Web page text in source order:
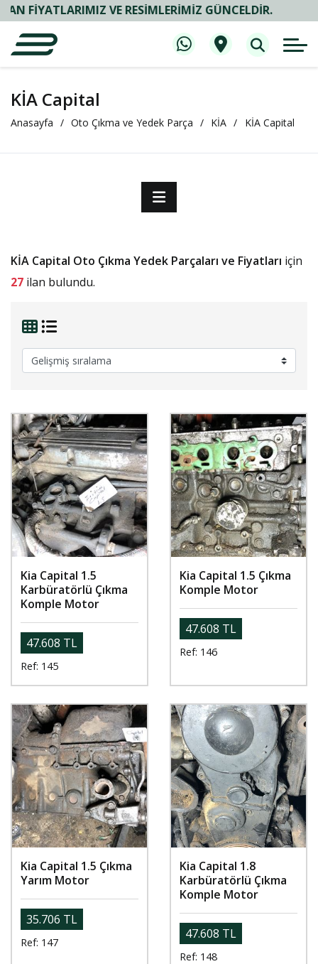
VE RESIMLERIMIZ GÜNCELDIR.
KİA Capital
Anasayfa Oto Çıkma ve Yedek Parça KİA KİA Capital
KİA Capital Oto Çıkma Yedek Parçaları ve Fiyatları için
27 ilan bulundu.
Kia Capital 1.5
Karbüratörlü Çıkma
Komple Motor
47.608 TL
Ref: 145
Kia Capital 1.5 Çıkma
Komple Motor
47.608 TL
Ref: 146
Kia Capital 1.5 Çıkma
Yarım Motor
35.706 TL
Ref: 147
Kia Capital 1.8
Karbüratörlü Çıkma
Komple Motor
47.608 TL
Ref: 148